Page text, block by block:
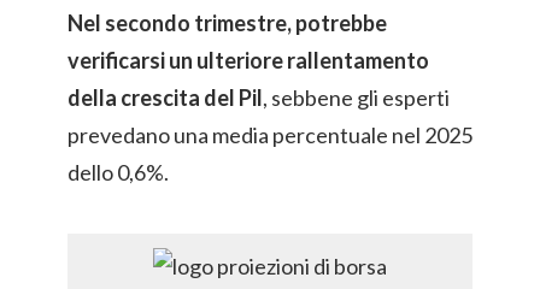
Nel secondo trimestre, potrebbe
verificarsi un ulteriore rallentamento
della crescita del Pil, sebbene gli esperti
prevedano una media percentuale nel 2025
dello 0,6%.